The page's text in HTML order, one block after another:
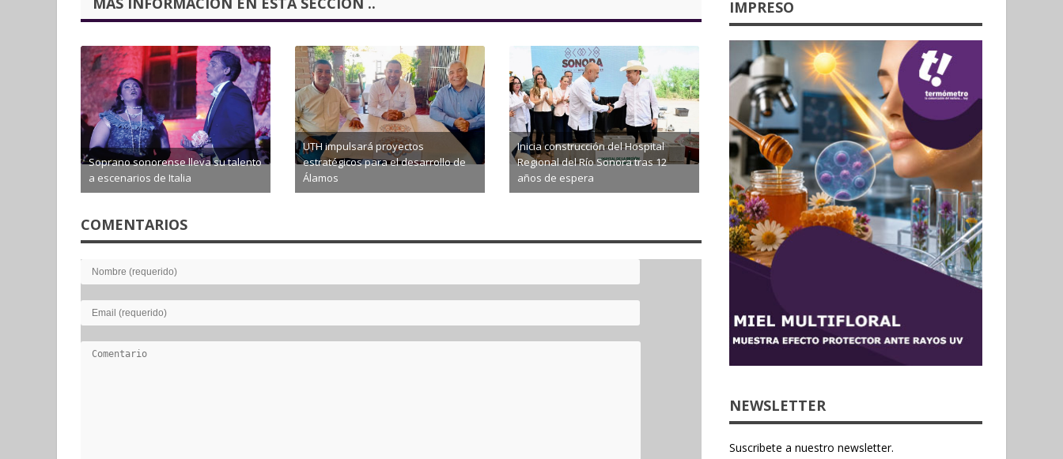
Soprano sonorense lleva su talento
a escenarios de Italia
UTH impulsará proyectos
estratégicos para el desarrollo de
Álamos
Inicia construcción del Hospital
Regional del Río Sonora tras 12
años de espera
COMENTARIOS
IMPRESO
NEWSLETTER
Suscribete a nuestro newsletter.